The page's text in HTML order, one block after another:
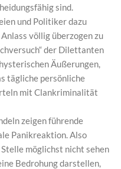
sind.
und Politiker dazu
völlig überzogen zu
der Dilettanten
Äußerungen,
tägliche persönliche
mit Clankriminalität
zeigen führende
Panikreaktion. Also
möglichst nicht sehen
Bedrohung darstellen,